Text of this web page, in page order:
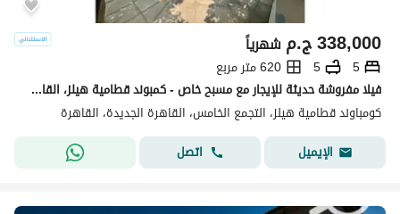
ج.م338,000 شهرياً
5
5
620 متر مربع
فيلا مفروشة حديثة للإيجار مع مسبح خاص - كمبوند قطامية هيلز، القاهرة الجديدة
كومباوند قطامية هيلز، التجمع الخامس، القاهرة الجديدة، القاهرة
الإيميل
اتصل